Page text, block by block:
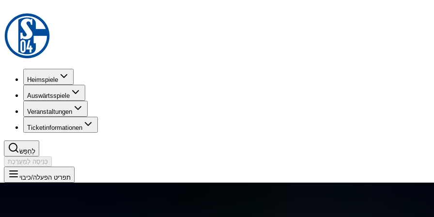
Heimspiele
Auswärtsspiele
Veranstaltungen
Ticketinformationen
לְחַפֵּשׂ
כְּנִיסָה לַמַעֲרֶכֶת
תפריט הפעלה/כיבוי